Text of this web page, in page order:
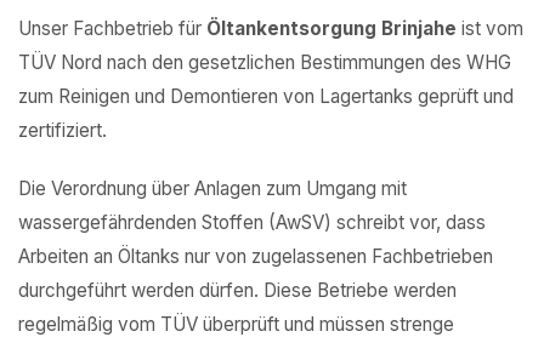
Unser Fachbetrieb für Öltankentsorgung Brinjahe ist vom
TÜV Nord nach den gesetzlichen Bestimmungen des WHG
zum Reinigen und Demontieren von Lagertanks geprüft und
zertifiziert.
Die Verordnung über Anlagen zum Umgang mit
wassergefährdenden Stoffen (AwSV) schreibt vor, dass
Arbeiten an Öltanks nur von zugelassenen Fachbetrieben
durchgeführt werden dürfen. Diese Betriebe werden
regelmäßig vom TÜV überprüft und müssen strenge